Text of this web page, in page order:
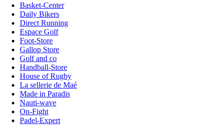
Basket-Center
Daily Bikers
Direct Running
Espace Golf
Foot-Store
Gallop Store
Golf and co
Handball-Store
House of Rugby
La sellerie de Maé
Made in Paradis
Nauti-wave
On-Fight
Padel-Expert